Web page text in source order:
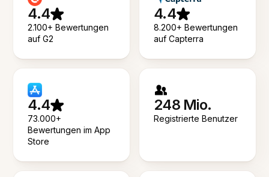
4.4
2.100+ Bewertungen
auf G2
4.4
8.200+ Bewertungen
auf Capterra
4.4
73.000+
Bewertungen im App
Store
248 Mio.
Registrierte Benutzer